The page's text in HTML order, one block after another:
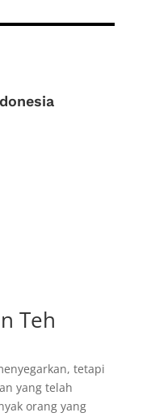
Teh
tetapi
yang telah
orang yang